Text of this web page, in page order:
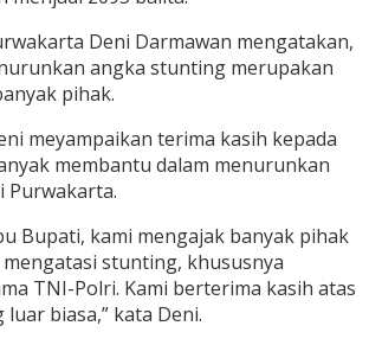
Deni Darmawan mengatakan,
angka stunting merupakan
pihak.
meyampaikan terima kasih kepada
membantu dalam menurunkan
Purwakarta.
Bupati, kami mengajak banyak pihak
stunting, khususnya
TNI-Polri. Kami berterima kasih atas
biasa,” kata Deni.